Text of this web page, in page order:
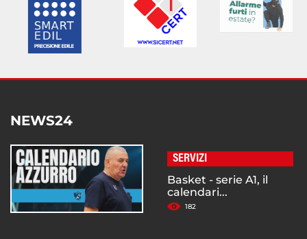
NEWS24
SERVIZI
Basket - serie A1, il
calendari...
182